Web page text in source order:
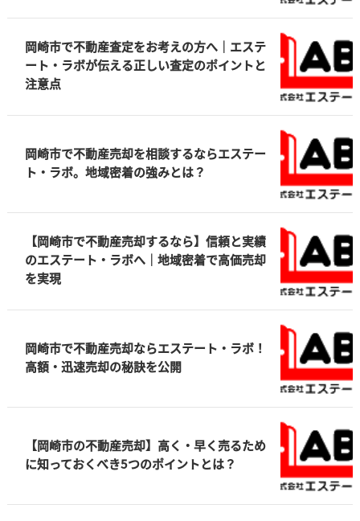
岡崎市で不動産査定をお考えの方へ｜エステ
ート・ラボが伝える正しい査定のポイントと
注意点
岡崎市で不動産売却を相談するならエステー
ト・ラボ。地域密着の強みとは？
【岡崎市で不動産売却するなら】信頼と実績
のエステート・ラボへ｜地域密着で高価売却
を実現
岡崎市で不動産売却ならエステート・ラボ！
高額・迅速売却の秘訣を公開
【岡崎市の不動産売却】高く・早く売るため
に知っておくべき5つのポイントとは？